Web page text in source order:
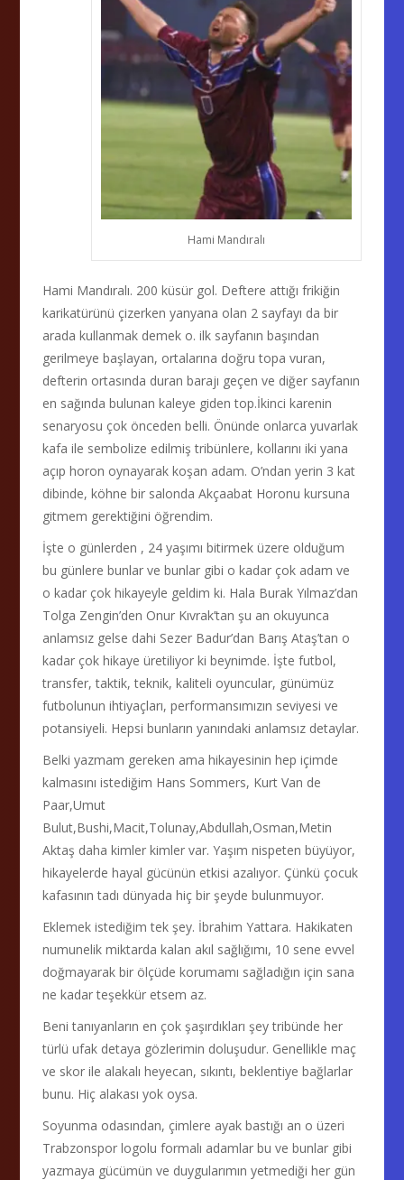
Hami Mandıralı
Hami Mandıralı. 200 küsür gol. Deftere attığı frikiğin
karikatürünü çizerken yanyana olan 2 sayfayı da bir
arada kullanmak demek o. ilk sayfanın başından
gerilmeye başlayan, ortalarına doğru topa vuran,
defterin ortasında duran barajı geçen ve diğer sayfanın
en sağında bulunan kaleye giden top.İkinci karenin
senaryosu çok önceden belli. Önünde onlarca yuvarlak
kafa ile sembolize edilmiş tribünlere, kollarını iki yana
açıp horon oynayarak koşan adam. O’ndan yerin 3 kat
dibinde, köhne bir salonda Akçaabat Horonu kursuna
gitmem gerektiğini öğrendim.
İşte o günlerden , 24 yaşımı bitirmek üzere olduğum
bu günlere bunlar ve bunlar gibi o kadar çok adam ve
o kadar çok hikayeyle geldim ki. Hala Burak Yılmaz’dan
Tolga Zengin’den Onur Kıvrak’tan şu an okuyunca
anlamsız gelse dahi Sezer Badur’dan Barış Ataş’tan o
kadar çok hikaye üretiliyor ki beynimde. İşte futbol,
transfer, taktik, teknik, kaliteli oyuncular, günümüz
futbolunun ihtiyaçları, performansımızın seviyesi ve
potansiyeli. Hepsi bunların yanındaki anlamsız detaylar.
Belki yazmam gereken ama hikayesinin hep içimde
kalmasını istediğim Hans Sommers, Kurt Van de
Paar,Umut
Bulut,Bushi,Macit,Tolunay,Abdullah,Osman,Metin
Aktaş daha kimler kimler var. Yaşım nispeten büyüyor,
hikayelerde hayal gücünün etkisi azalıyor. Çünkü çocuk
kafasının tadı dünyada hiç bir şeyde bulunmuyor.
Eklemek istediğim tek şey. İbrahim Yattara. Hakikaten
numunelik miktarda kalan akıl sağlığımı, 10 sene evvel
doğmayarak bir ölçüde korumamı sağladığın için sana
ne kadar teşekkür etsem az.
Beni tanıyanların en çok şaşırdıkları şey tribünde her
türlü ufak detaya gözlerimin doluşudur. Genellikle maç
ve skor ile alakalı heyecan, sıkıntı, beklentiye bağlarlar
bunu. Hiç alakası yok oysa.
Soyunma odasından, çimlere ayak bastığı an o üzeri
Trabzonspor logolu formalı adamlar bu ve bunlar gibi
yazmaya gücümün ve duygularımın yetmediği her gün